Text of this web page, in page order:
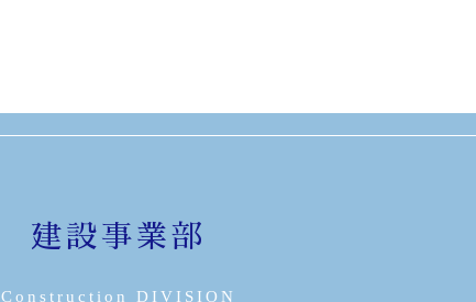
建設事業部
Construction DIVISION